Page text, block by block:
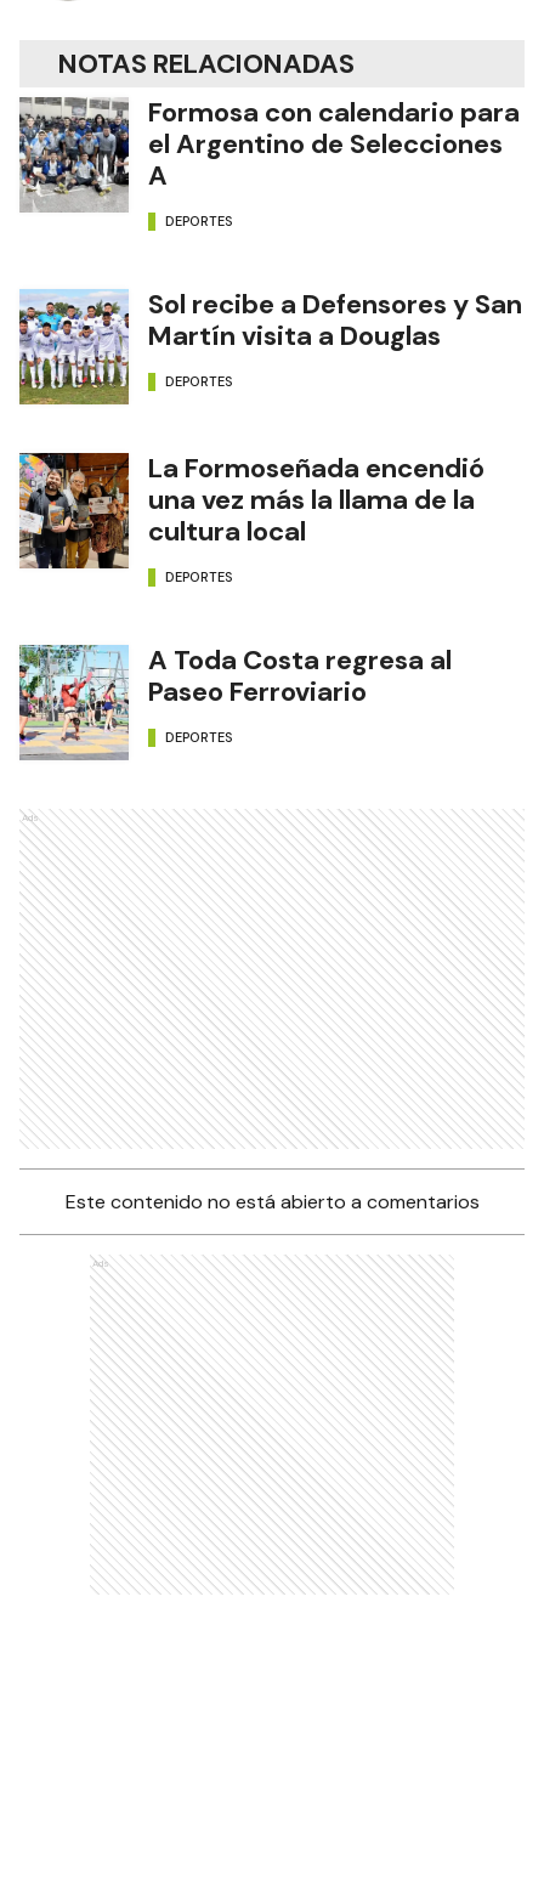
NOTAS RELACIONADAS
Formosa con calendario para
el Argentino de Selecciones
A
DEPORTES
Sol recibe a Defensores y San
Martín visita a Douglas
DEPORTES
La Formoseñada encendió
una vez más la llama de la
cultura local
DEPORTES
A Toda Costa regresa al
Paseo Ferroviario
DEPORTES
Ads
Este contenido no está abierto a comentarios
Ads